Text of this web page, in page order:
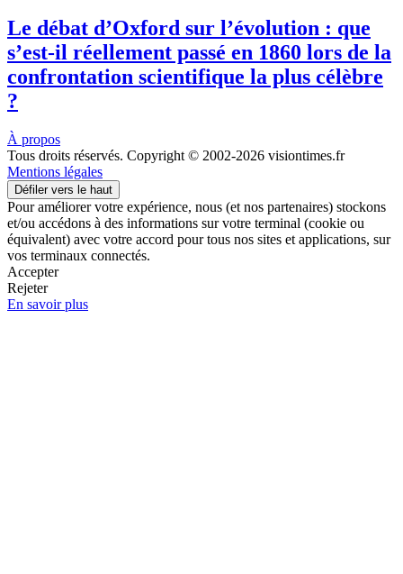
Le débat d’Oxford sur l’évolution : que
s’est-il réellement passé en 1860 lors de la
confrontation scientifique la plus célèbre
?
À propos
Tous droits réservés. Copyright © 2002-2026 visiontimes.fr
Mentions légales
Défiler vers le haut
Pour améliorer votre expérience, nous (et nos partenaires) stockons
et/ou accédons à des informations sur votre terminal (cookie ou
équivalent) avec votre accord pour tous nos sites et applications, sur
vos terminaux connectés.
Accepter
Rejeter
En savoir plus